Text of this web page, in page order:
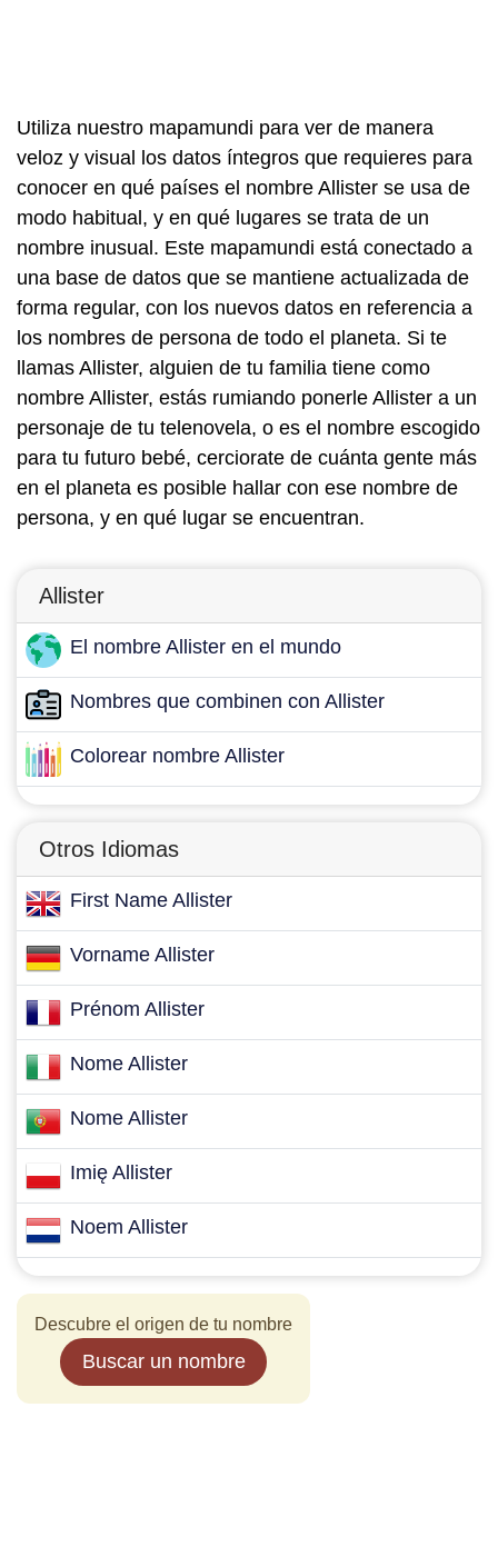
Utiliza nuestro mapamundi para ver de manera
veloz y visual los datos íntegros que requieres para
conocer en qué países el nombre Allister se usa de
modo habitual, y en qué lugares se trata de un
nombre inusual. Este mapamundi está conectado a
una base de datos que se mantiene actualizada de
forma regular, con los nuevos datos en referencia a
los nombres de persona de todo el planeta. Si te
llamas Allister, alguien de tu familia tiene como
nombre Allister, estás rumiando ponerle Allister a un
personaje de tu telenovela, o es el nombre escogido
para tu futuro bebé, cerciorate de cuánta gente más
en el planeta es posible hallar con ese nombre de
persona, y en qué lugar se encuentran.
Allister
El nombre Allister en el mundo
Nombres que combinen con Allister
Colorear nombre Allister
Otros Idiomas
First Name Allister
Vorname Allister
Prénom Allister
Nome Allister
Nome Allister
Imię Allister
Noem Allister
Descubre el origen de tu nombre
Buscar un nombre